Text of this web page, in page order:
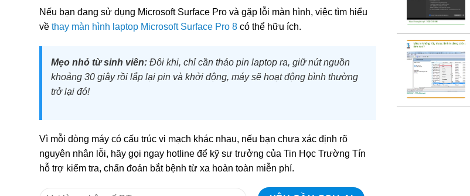
Nếu bạn đang sử dụng Microsoft Surface Pro và gặp lỗi màn hình, việc tìm hiểu
về thay màn hình laptop Microsoft Surface Pro 8 có thể hữu ích.
Mẹo nhỏ từ sinh viên: Đôi khi, chỉ cần tháo pin laptop ra, giữ nút nguồn
khoảng 30 giây rồi lắp lại pin và khởi động, máy sẽ hoạt động bình thường
trở lại đó!
Vì mỗi dòng máy có cấu trúc vi mạch khác nhau, nếu bạn chưa xác định rõ
nguyên nhân lỗi, hãy gọi ngay hotline để kỹ sư trưởng của Tin Học Trường Tín
hỗ trợ kiểm tra, chẩn đoán bắt bệnh từ xa hoàn toàn miễn phí.